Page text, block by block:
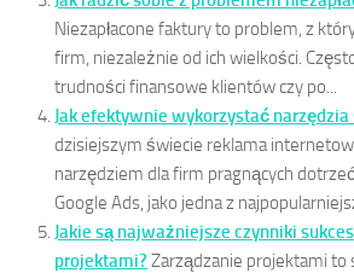
Niezapłacone faktury to problem, z
firm, niezależnie od ich wielkości.
trudności finansowe klientów czy po...
Jak efektywnie wykorzystać narzędzia
dzisiejszym świecie reklama
narzędziem dla firm pragnących
Google Ads, jako jedna z
Jakie są najważniejsze czynniki
projektami? Zarządzanie projektami to